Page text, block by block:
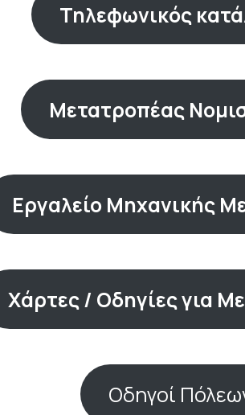
Τηλεφωνικός
Μετατροπέας
Εργαλείο Μηχανικής
Χάρτες / Οδηγίες για
Οδηγοί